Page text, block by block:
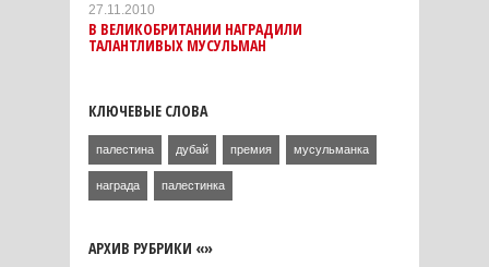
27.11.2010
В ВЕЛИКОБРИТАНИИ НАГРАДИЛИ
ТАЛАНТЛИВЫХ МУСУЛЬМАН
КЛЮЧЕВЫЕ СЛОВА
палестина дубай премия мусульманка
награда палестинка
АРХИВ РУБРИКИ «»